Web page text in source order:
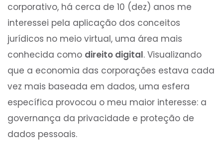
corporativo, há cerca de 10 (dez) anos me
interessei pela aplicação dos conceitos
jurídicos no meio virtual, uma área mais
conhecida como direito digital. Visualizando
que a economia das corporações estava cada
vez mais baseada em dados, uma esfera
específica provocou o meu maior interesse: a
governança da privacidade e proteção de
dados pessoais.